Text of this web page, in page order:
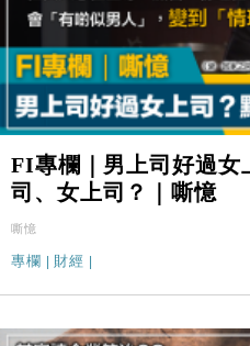
FI專欄｜男上司好過女
司、女上司？｜嘶憶
嘶憶
專欄 | 財經 |